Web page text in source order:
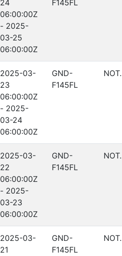
24
06:00:00Z
- 2025-
03-25
06:00:00Z
F145FL
2025-03-
23
06:00:00Z
- 2025-
03-24
06:00:00Z
GND-
F145FL
2025-03-
22
06:00:00Z
- 2025-
03-23
06:00:00Z
GND-
F145FL
2025-03-
21
GND-
F145FL